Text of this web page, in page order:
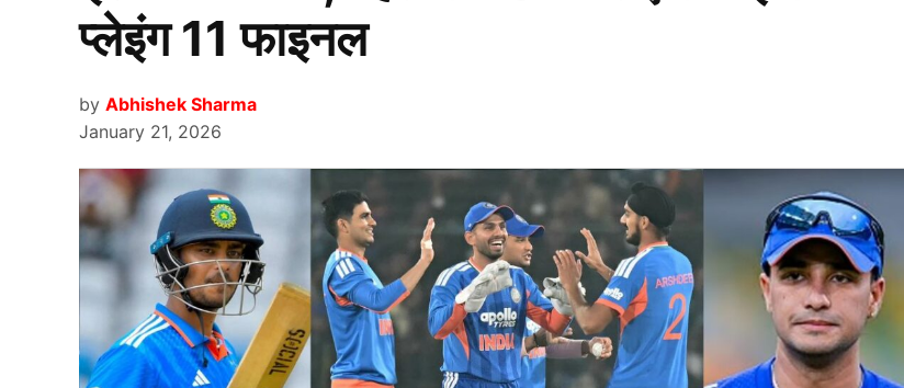
प्लेइंग 11 फाइनल
by Abhishek Sharma
January 21, 2026